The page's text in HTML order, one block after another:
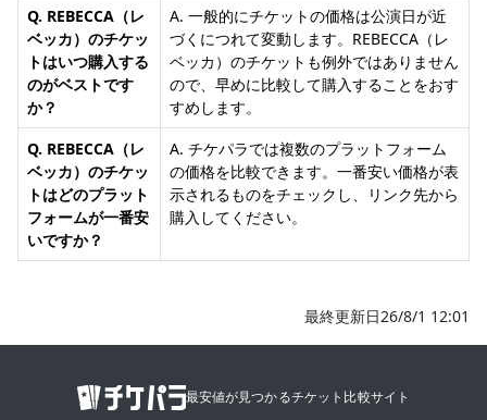
Q. REBECCA（レ
ベッカ）のチケッ
トはいつ購入する
のがベストです
か？
A. 一般的にチケットの価格は公演日が近
づくにつれて変動します。REBECCA（レ
ベッカ）のチケットも例外ではありません
ので、早めに比較して購入することをおす
すめします。
Q. REBECCA（レ
ベッカ）のチケッ
トはどのプラット
フォームが一番安
いですか？
A. チケパラでは複数のプラットフォーム
の価格を比較できます。一番安い価格が表
示されるものをチェックし、リンク先から
購入してください。
最終更新日26/8/1 12:01
最安値が見つかるチケット比較サイト